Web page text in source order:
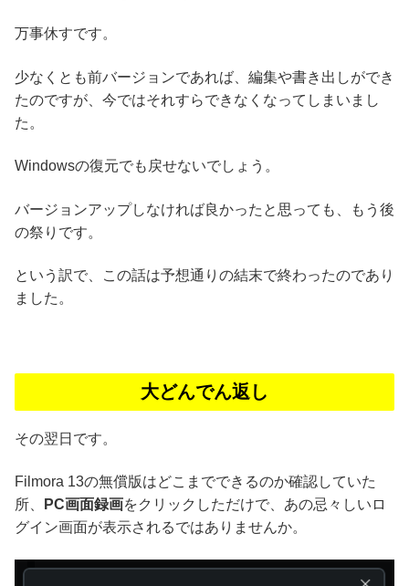
万事休すです。
少なくとも前バージョンであれば、編集や書き出しができ
たのですが、今ではそれすらできなくなってしまいまし
た。
Windowsの復元でも戻せないでしょう。
バージョンアップしなければ良かったと思っても、もう後
の祭りです。
という訳で、この話は予想通りの結末で終わったのであり
ました。
大どんでん返し
その翌日です。
Filmora 13の無償版はどこまでできるのか確認していた
所、
PC画面録画をクリックしただけで、あの忌々しいロ
グイン画面が表示されるではありませんか。